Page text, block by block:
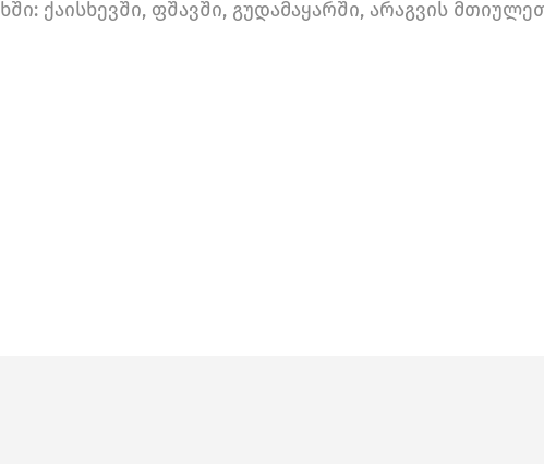
ქაისხევში, ფშავში, გუდამაყარში, არაგვის